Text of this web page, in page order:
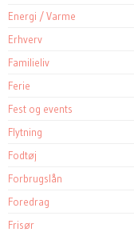
Energi / Varme
Erhverv
Familieliv
Ferie
Fest og events
Flytning
Fodtøj
Forbrugslån
Foredrag
Frisør